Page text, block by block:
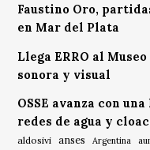
Faustino Oro,
en Mar del Plata
Llega ERRO al
sonora y visual
OSSE avanza con
redes de agua y
aldosivi anses Argentina